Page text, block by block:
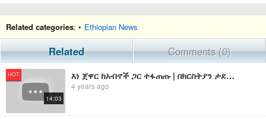
Related categories: • Ethiopian News
Related Comments (0)
HOT
14:03
እነ ጀዋር ከአብኖች ጋር ተፋጠጡ | በክርስትያን ታደለ ላይ የተደረጠገው ደባ ሲጋለጥ
4 years ago